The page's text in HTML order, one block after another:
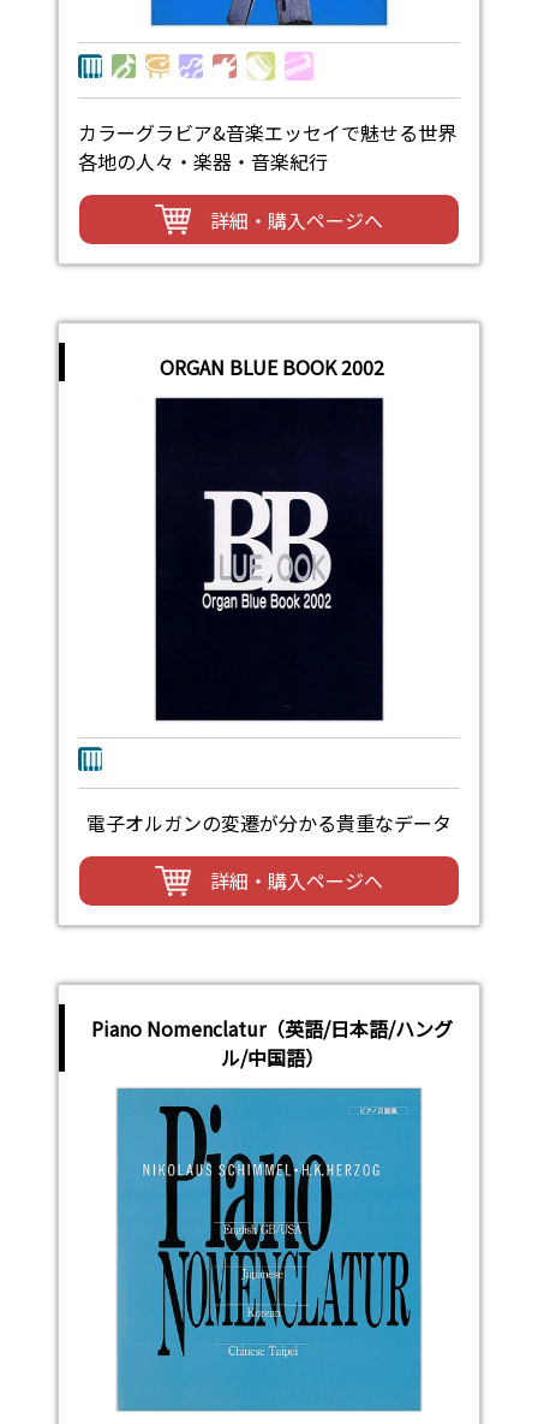
カラーグラビア&音楽エッセイで魅せる世界
各地の人々・楽器・音楽紀行
詳細・購入ページへ
ORGAN BLUE BOOK 2002
電子オルガンの変遷が分かる貴重なデータ
詳細・購入ページへ
Piano Nomenclatur（英語/日本語/ハング
ル/中国語）